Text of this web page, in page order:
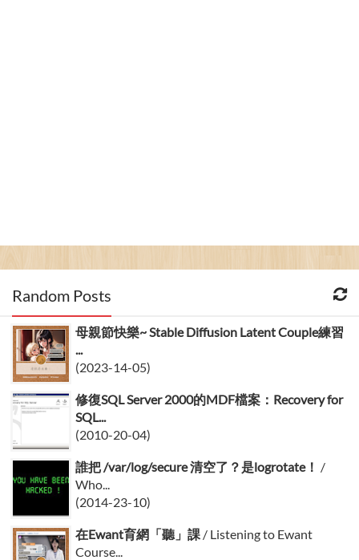
Random Posts
母親節快樂~ Stable Diffusion Latent Couple練習
...
(2023-14-05)
修復SQL Server 2000的MDF檔案：Recovery for
SQL...
(2010-20-04)
誰把 /var/log/secure 清空了？是logrotate！ /
Who...
(2014-23-10)
在Ewant育網「聽」課 / Listening to Ewant
Course...